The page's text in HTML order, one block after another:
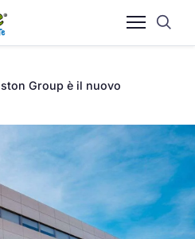
Group è il nuovo